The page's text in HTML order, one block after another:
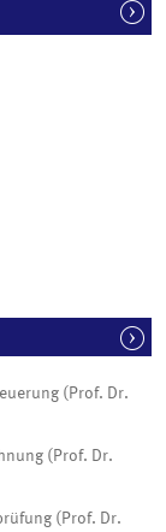
(Prof. Dr.
(Prof. Dr.
(Prof. Dr.